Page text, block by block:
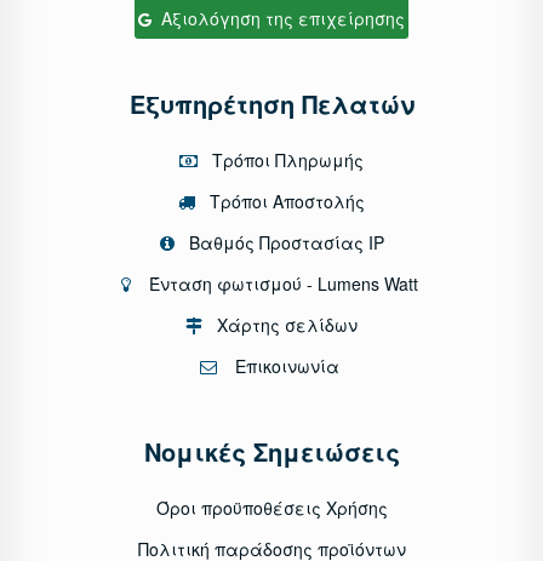
Αξιολόγηση της επιχείρησης
Εξυπηρέτηση Πελατών
Τρόποι Πληρωμής
Τρόποι Αποστολής
Βαθμός Προστασίας IP
Ένταση φωτισμού - Lumens Watt
Χάρτης σελίδων
Επικοινωνία
Νομικές Σημειώσεις
Όροι προϋποθέσεις Χρήσης
Πολιτική παράδοσης προϊόντων